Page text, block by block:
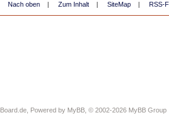
Nach oben | Zum Inhalt | SiteMap | RSS-
, Powered by MyBB , © 2002-2026 MyBB Group